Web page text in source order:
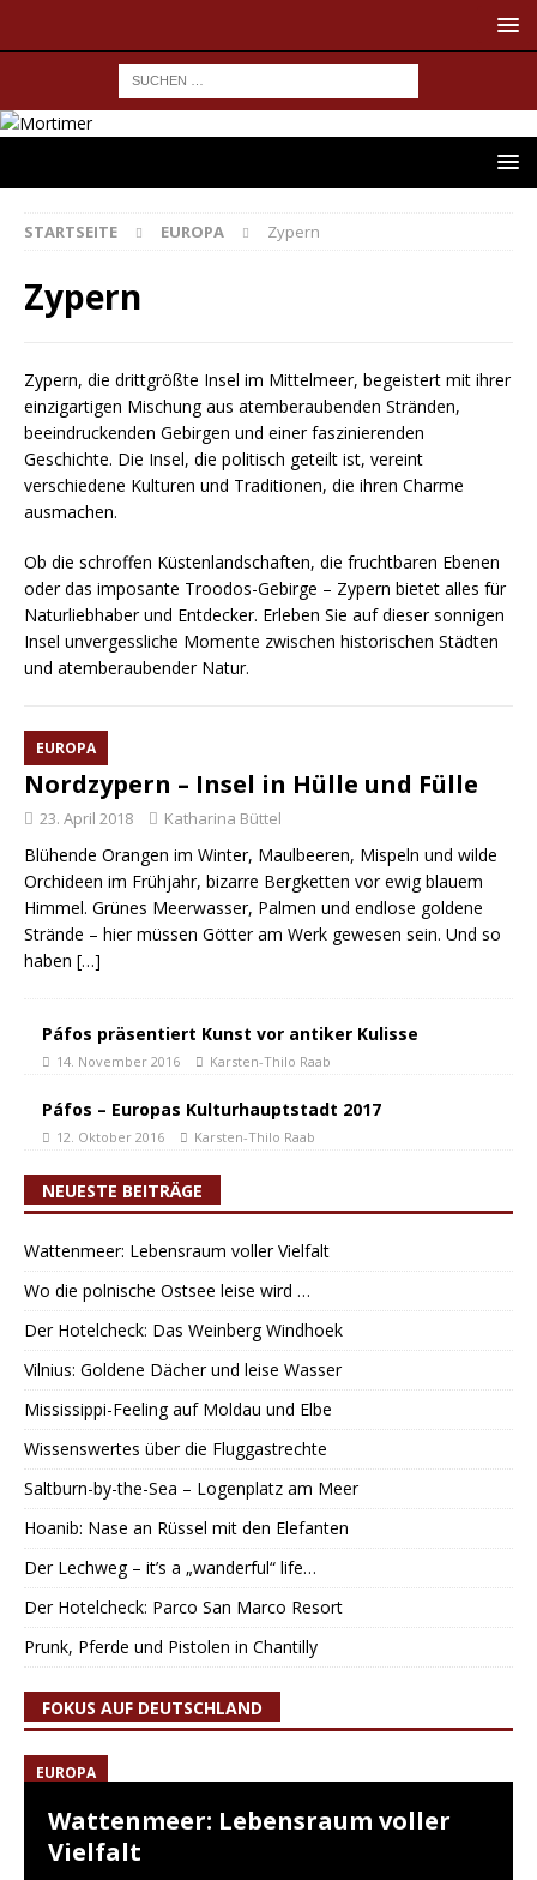
STARTSEITE EUROPA Zypern
Zypern
Zypern, die drittgrößte Insel im Mittelmeer, begeistert mit ihrer
einzigartigen Mischung aus atemberaubenden Stränden,
beeindruckenden Gebirgen und einer faszinierenden
Geschichte. Die Insel, die politisch geteilt ist, vereint
verschiedene Kulturen und Traditionen, die ihren Charme
ausmachen.
Ob die schroffen Küstenlandschaften, die fruchtbaren Ebenen
oder das imposante Troodos-Gebirge – Zypern bietet alles für
Naturliebhaber und Entdecker. Erleben Sie auf dieser sonnigen
Insel unvergessliche Momente zwischen historischen Städten
und atemberaubender Natur.
EUROPA
Nordzypern – Insel in Hülle und Fülle
23. April 2018 Katharina Büttel
Blühende Orangen im Winter, Maulbeeren, Mispeln und wilde
Orchideen im Frühjahr, bizarre Bergketten vor ewig blauem
Himmel. Grünes Meerwasser, Palmen und endlose goldene
Strände – hier müssen Götter am Werk gewesen sein. Und so
haben […]
Páfos präsentiert Kunst vor antiker Kulisse
14. November 2016 Karsten-Thilo Raab
Páfos – Europas Kulturhauptstadt 2017
12. Oktober 2016 Karsten-Thilo Raab
NEUESTE BEITRÄGE
Wattenmeer: Lebensraum voller Vielfalt
Wo die polnische Ostsee leise wird …
Der Hotelcheck: Das Weinberg Windhoek
Vilnius: Goldene Dächer und leise Wasser
Mississippi-Feeling auf Moldau und Elbe
Wissenswertes über die Fluggastrechte
Saltburn-by-the-Sea – Logenplatz am Meer
Hoanib: Nase an Rüssel mit den Elefanten
Der Lechweg – it’s a „wanderful“ life…
Der Hotelcheck: Parco San Marco Resort
Prunk, Pferde und Pistolen in Chantilly
FOKUS AUF DEUTSCHLAND
EUROPA
Wattenmeer: Lebensraum voller
Vielfalt